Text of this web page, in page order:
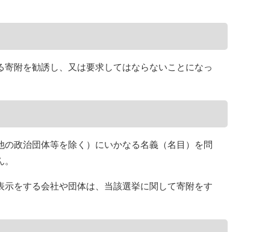
附を勧誘し、又は要求してはならないことになっ
政治団体等を除く）にいかなる名義（名目）を問
をする会社や団体は、当該選挙に関して寄附をす